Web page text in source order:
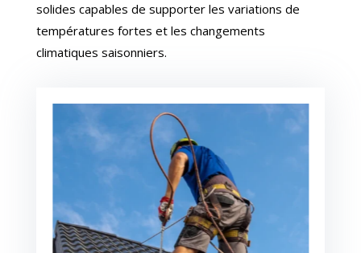
solides capables de supporter les variations de
températures fortes et les changements
climatiques saisonniers.